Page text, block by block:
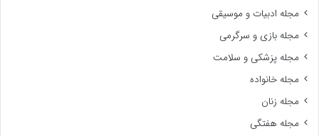
مجله ادبیات و موسیقی
مجله بازی و سرگرمی
مجله پزشکی و سلامت
مجله خانواده
مجله زنان
مجله هفتگی